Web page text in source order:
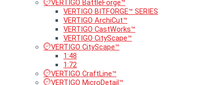
VERTIGO BattleForge™
VERTIGO BITFORGE™ SERIES
VERTIGO ArchiCut™
VERTIGO CastWorks™
VERTIGO CityScape™
VERTIGO CityScape™
1:48
1:72
VERTIGO CraftLine™
VERTIGO MicroDetail™